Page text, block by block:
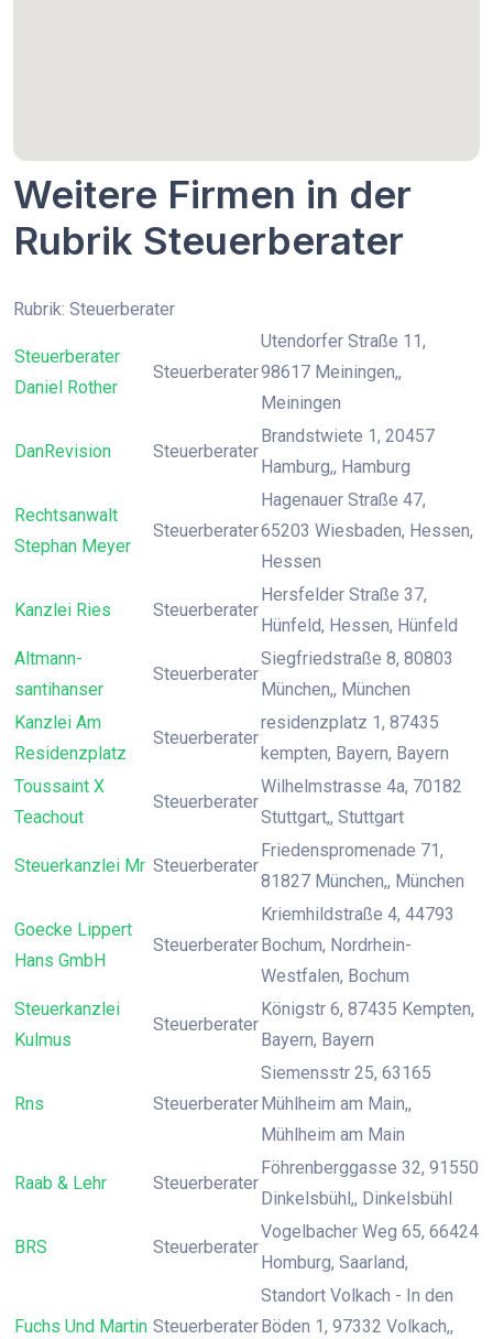
Weitere Firmen in der
Rubrik Steuerberater
Rubrik: Steuerberater
Steuerberater
Daniel Rother
Steuerberater
Utendorfer Straße 11,
98617 Meiningen,,
Meiningen
DanRevision Steuerberater
Brandstwiete 1, 20457
Hamburg,, Hamburg
Rechtsanwalt
Stephan Meyer
Steuerberater
Hagenauer Straße 47,
65203 Wiesbaden, Hessen,
Hessen
Kanzlei Ries Steuerberater
Hersfelder Straße 37,
Hünfeld, Hessen, Hünfeld
Altmann-
santihanser
Steuerberater
Siegfriedstraße 8, 80803
München,, München
Kanzlei Am
Residenzplatz
Steuerberater
residenzplatz 1, 87435
kempten, Bayern, Bayern
Toussaint X
Teachout
Steuerberater
Wilhelmstrasse 4a, 70182
Stuttgart,, Stuttgart
Steuerkanzlei Mr Steuerberater
Friedenspromenade 71,
81827 München,, München
Goecke Lippert
Hans GmbH
Steuerberater
Kriemhildstraße 4, 44793
Bochum, Nordrhein-
Westfalen, Bochum
Steuerkanzlei
Kulmus
Steuerberater
Königstr 6, 87435 Kempten,
Bayern, Bayern
Rns Steuerberater
Siemensstr 25, 63165
Mühlheim am Main,,
Mühlheim am Main
Raab & Lehr Steuerberater
Föhrenberggasse 32, 91550
Dinkelsbühl,, Dinkelsbühl
BRS Steuerberater
Vogelbacher Weg 65, 66424
Homburg, Saarland,
Fuchs Und Martin Steuerberater
Standort Volkach - In den
Böden 1, 97332 Volkach,,